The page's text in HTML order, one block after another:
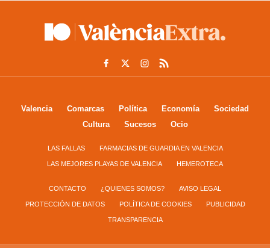
Valencia Comarcas Política Economía
Sociedad
Cultura
Sucesos Ocio
LAS FALLAS FARMACIAS DE GUARDIA EN VALENCIA
LAS MEJORES PLAYAS DE VALENCIA HEMEROTECA
CONTACTO ¿QUIENES SOMOS? AVISO LEGAL
PROTECCIÓN DE DATOS POLÍTICA DE COOKIES PUBLICIDAD
TRANSPARENCIA